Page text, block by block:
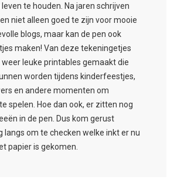
te houden. Na jaren schrijven
niet alleen goed te zijn voor mooie
blogs, maar kan de pen ook
maken! Van deze tekeningetjes
leuke printables gemaakt die
worden tijdens kinderfeestjes,
en andere momenten om
spelen. Hoe dan ook, er zitten nog
in de pen. Dus kom gerust
langs om te checken welke inkt er nu
papier is gekomen.